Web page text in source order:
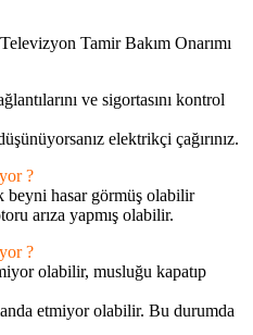
Tamir Bakım Onarımı
ve sigortasını kontrol
elektrikçi çağırınız.
?
hasar görmüş olabilir
arıza yapmış olabilir.
?
olabilir, musluğu kapatıp
etmiyor olabilir. Bu durumda